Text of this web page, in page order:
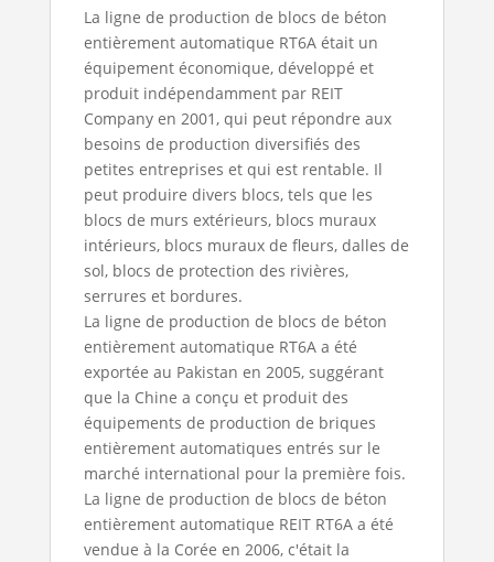
La ligne de production de blocs de béton
entièrement automatique RT6A était un
équipement économique, développé et
produit indépendamment par REIT
Company en 2001, qui peut répondre aux
besoins de production diversifiés des
petites entreprises et qui est rentable. Il
peut produire divers blocs, tels que les
blocs de murs extérieurs, blocs muraux
intérieurs, blocs muraux de fleurs, dalles de
sol, blocs de protection des rivières,
serrures et bordures.
La ligne de production de blocs de béton
entièrement automatique RT6A a été
exportée au Pakistan en 2005, suggérant
que la Chine a conçu et produit des
équipements de production de briques
entièrement automatiques entrés sur le
marché international pour la première fois.
La ligne de production de blocs de béton
entièrement automatique REIT RT6A a été
vendue à la Corée en 2006, c'était la